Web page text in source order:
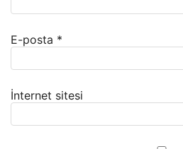
E-posta *
İnternet sitesi